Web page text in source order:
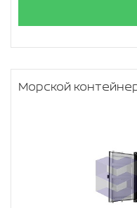
Морской